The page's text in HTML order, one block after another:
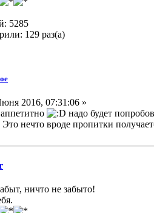
5285
129 раз(а)
2016, 07:31:06 »
надо будет
нечто вроде пропитки
ничто не забыто!